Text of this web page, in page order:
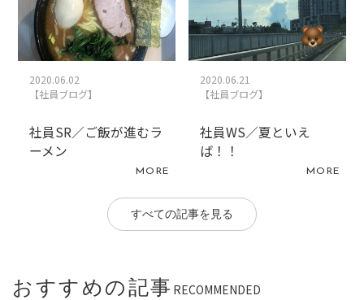
2020.06.02
【社員ブログ】
社員SR／ご飯が進むラ
ーメン
MORE
2020.06.21
【社員ブログ】
社員WS／夏といえ
ば！！
MORE
すべての記事を見る
おすすめの記事 RECOMMENDED